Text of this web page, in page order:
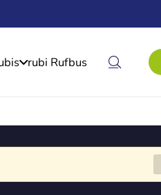
rubi Rufbus